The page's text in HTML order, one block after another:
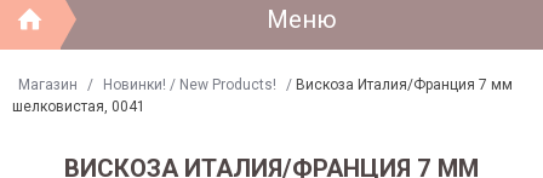
Меню
Магазин / Новинки! / New Products! / Вискоза Италия/Франция 7 мм
шелковистая, 0041
ВИСКОЗА ИТАЛИЯ/ФРАНЦИЯ 7 ММ